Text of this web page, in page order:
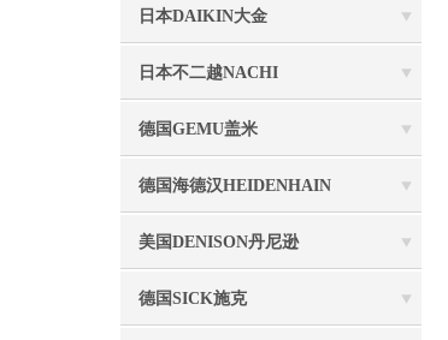
日本DAIKIN大金
日本不二越NACHI
德国GEMU盖米
德国海德汉HEIDENHAIN
美国DENISON丹尼逊
德国SICK施克